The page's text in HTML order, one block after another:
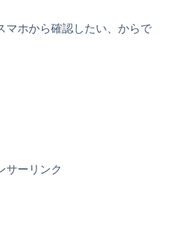
マホから確認したい、からで
サーリンク